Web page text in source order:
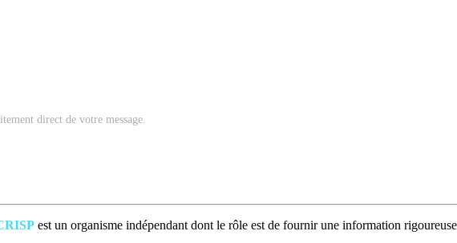
direct de votre message.
est un organisme indépendant dont le rôle est de fournir une information